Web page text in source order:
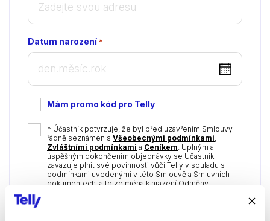
Datum narození *
DD
dot
MM
dot
YYYY
Mám promo kód pro Telly
* Účastník potvrzuje, že byl před uzavřením Smlouvy
řádně seznámen s Všeobecnými podmínkami,
Zvláštními podmínkami a Ceníkem. Úplným a
úspěšným dokončením objednávky se Účastník
zavazuje plnit své povinnosti vůči Telly v souladu s
podmínkami uvedenými v této Smlouvě a Smluvních
dokumentech, a to zejména k hrazení Odměny.
Nabízíme Vám i možnost nezávazně od nás
získávat tyto informace: